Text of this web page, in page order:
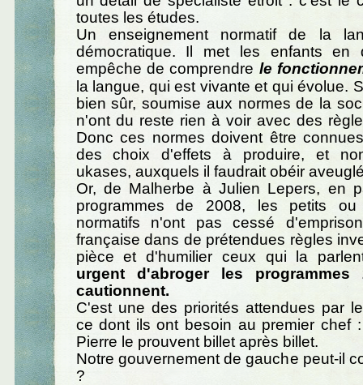
toutes les études.
Un enseignement normatif de la
démocratique. Il met les enfants en
empêche de comprendre le
la langue, qui est vivante et qui évolue.
bien sûr, soumise aux normes de la
n'ont du reste rien à voir avec des
Donc ces normes doivent être
des choix d'effets à produire, et
ukases, auxquels il faudrait obéir
Or, de Malherbe à Julien Lepers, en
programmes de 2008, les petits
normatifs n'ont pas cessé
française dans de prétendues règles
pièce et d'humilier ceux qui la
urgent d'abroger les
cautionnent.
C'est une des priorités attendues par
ce dont ils ont besoin au premier chef
Pierre le prouvent billet après billet.
Notre gouvernement de gauche peut-il
?